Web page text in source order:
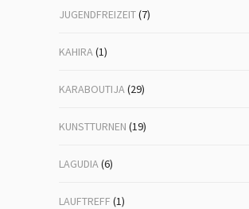
JUGENDFREIZEIT(7)
KAHIRA(1)
KARABOUTIJA(29)
KUNSTTURNEN (19)
LAGUDIA(6)
LAUFTREFF (1)